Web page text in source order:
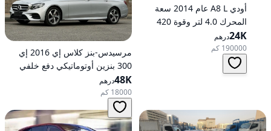
أودي A8 L عام 2014 سعة
المحرك 4.0 لتر وقوة 420
حصانًا، تعمل بالبنزين، ناقل
حركة أوتوماتيكي، دفع كلي
للعجلات
24Kدرهم
190000 كم
مرسيدس-بنز كلاس إي 2016 إي
300 بنزين أوتوماتيكي دفع خلفي
48Kدرهم
18000 كم